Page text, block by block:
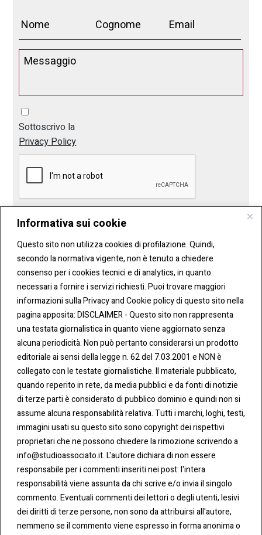
Informativa sui cookie
Questo sito non utilizza cookies di profilazione. Quindi,
secondo la normativa vigente, non è tenuto a chiedere
consenso per i cookies tecnici e di analytics, in quanto
necessari a fornire i servizi richiesti. Puoi trovare maggiori
informazioni sulla Privacy and Cookie policy di questo sito nella
pagina apposita: DISCLAIMER - Questo sito non rappresenta
una testata giornalistica in quanto viene aggiornato senza
alcuna periodicità. Non può pertanto considerarsi un prodotto
editoriale ai sensi della legge n. 62 del 7.03.2001 e NON è
collegato con le testate giornalistiche. Il materiale pubblicato,
quando reperito in rete, da media pubblici e da fonti di notizie
di terze parti è considerato di pubblico dominio e quindi non si
assume alcuna responsabilità relativa. Tutti i marchi, loghi, testi,
immagini usati su questo sito sono copyright dei rispettivi
proprietari che ne possono chiedere la rimozione scrivendo a
info@studioassociato.it. L'autore dichiara di non essere
responsabile per i commenti inseriti nei post: l'intera
responsabilità viene assunta da chi scrive e/o invia il singolo
commento. Eventuali commenti dei lettori o degli utenti, lesivi
dei diritti di terze persone, non sono da attribuirsi all'autore,
nemmeno se il commento viene espresso in forma anonima o
Sottoscrivo la
Privacy Policy
Invia
CONT
ATTI
Tel:
0283438.482
Fax:
0283438.483
mail:
info@studioassociato.it
Via
Vittor
Pisani,
COOKI
E &
PRIVA
CY
Cookie
Policy
Privacy